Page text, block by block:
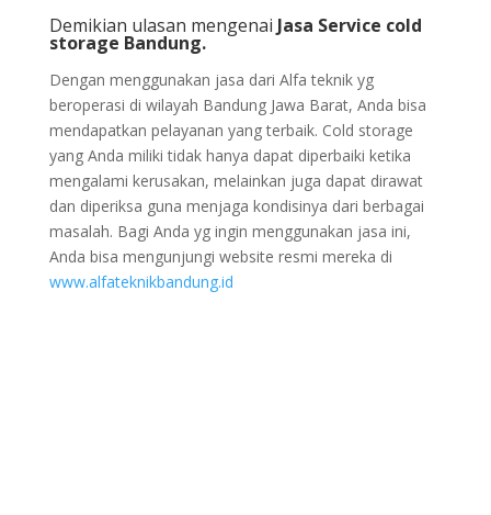
Demikian ulasan mengenai Jasa Service cold
storage Bandung.
Dengan menggunakan jasa dari Alfa teknik yg
beroperasi di wilayah Bandung Jawa Barat, Anda bisa
mendapatkan pelayanan yang terbaik. Cold storage
yang Anda miliki tidak hanya dapat diperbaiki ketika
mengalami kerusakan, melainkan juga dapat dirawat
dan diperiksa guna menjaga kondisinya dari berbagai
masalah. Bagi Anda yg ingin menggunakan jasa ini,
Anda bisa mengunjungi website resmi mereka di
www.alfateknikbandung.id